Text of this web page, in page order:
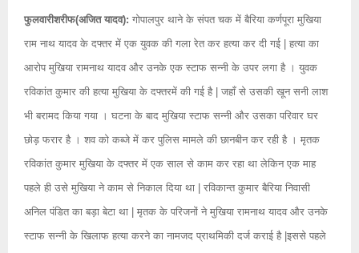
फुलवारीशरीफ(अजित यादव): गोपालपुर थाने के संपत चक में बैरिया कर्णपूरा मुखिया
राम नाथ यादव के दफ्तर में एक युवक की गला रेत कर हत्या कर दी गई | हत्या का
आरोप मुखिया रामनाथ यादव और उनके एक स्टाफ सन्नी के उपर लगा है । युवक
रविकांत कुमार की हत्या मुखिया के दफ्तरमें की गई है | जहाँ से उसकी खून सनी लाश
भी बरामद किया गया । घटना के बाद मुखिया स्टाफ सन्नी और उसका परिवार घर
छोड़ फरार है । शव को कब्जे में कर पुलिस मामले की छानबीन कर रही है । मृतक
रविकांत कुमार मुखिया के दफ्तर में एक साल से काम कर रहा था लेकिन एक माह
पहले ही उसे मुखिया ने काम से निकाल दिया था | रविकान्त कुमार बैरिया निवासी
अनिल पंडित का बड़ा बेटा था | मृतक के परिजनों ने मुखिया रामनाथ यादव और उनके
स्टाफ सन्नी के खिलाफ हत्या करने का नामजद प्राथमिकी दर्ज कराई है |इससे पहले